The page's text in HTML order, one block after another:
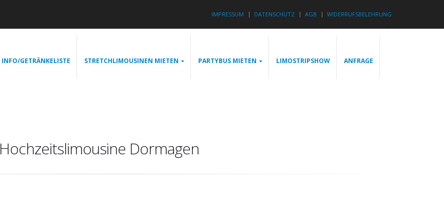
IMPRESSUM DATENSCHUTZ AGB WIDERRUFSBELEHRUNG
INFO/GETRÄNKELISTE STRETCHLIMOUSINEN MIETEN PARTYBUS MIETEN LIMOSTRIPSHOW ANFRAGE
Hochzeitslimousine Dormagen